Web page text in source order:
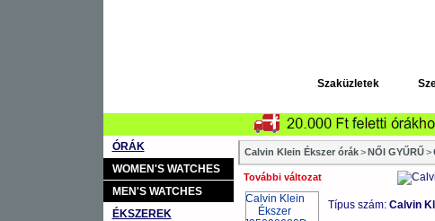
Szaküzletek
ÓRÁK
WOMEN'S WATCHES
MEN'S WATCHES
ÉKSZEREK
Calvin Klein Ékszer órák > NŐI GYŰRŰ >
További változat
Típus szám: Calvin